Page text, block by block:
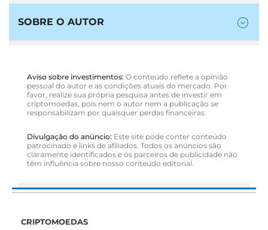
SOBRE O AUTOR
Aviso sobre investimentos: O conteúdo reflete a opinião
pessoal do autor e as condições atuais do mercado. Por
favor, realize sua própria pesquisa antes de investir em
criptomoedas, pois nem o autor nem a publicação se
responsabilizam por quaisquer perdas financeiras.
Divulgação do anúncio: Este site pode conter conteúdo
patrocinado e links de afiliados. Todos os anúncios são
claramente identificados e os parceiros de publicidade não
têm influência sobre nosso conteúdo editorial.
CRIPTOMOEDAS